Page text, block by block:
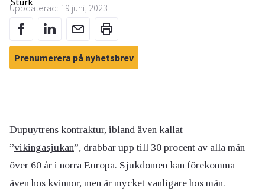
Uppdaterad: 19 juni, 2023
Prenumerera på nyhetsbrev
Dupuytrens kontraktur, ibland även kallat
”vikingasjukan”, drabbar upp till 30 procent av alla män
över 60 år i norra Europa. Sjukdomen kan förekomma
även hos kvinnor, men är mycket vanligare hos män.